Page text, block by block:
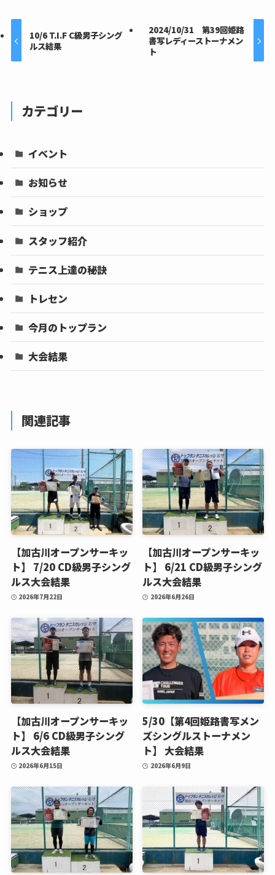
10/6 T.I.F C級男子シング
ルス結果
2024/10/31 第39回姫路
書写レディーストーナメン
ト
カテゴリー
イベント
お知らせ
ショップ
スタッフ紹介
テニス上達の秘訣
トレセン
今月のトップラン
大会結果
関連記事
【加古川オープンサーキッ
ト】 7/20 CD級男子シング
ルス大会結果
2026年7月22日
【加古川オープンサーキッ
ト】 6/21 CD級男子シング
ルス大会結果
2026年6月26日
【加古川オープンサーキッ
ト】 6/6 CD級男子シング
ルス大会結果
2026年6月15日
5/30【第4回姫路書写メン
ズシングルストーナメン
ト】 大会結果
2026年6月9日